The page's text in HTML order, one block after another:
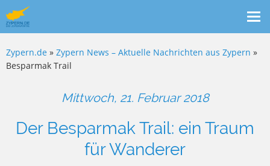
Zypern.de » Zypern News – Aktuelle Nachrichten aus Zypern »
Besparmak Trail
Mittwoch, 21. Februar 2018
Der Besparmak Trail: ein Traum
für Wanderer